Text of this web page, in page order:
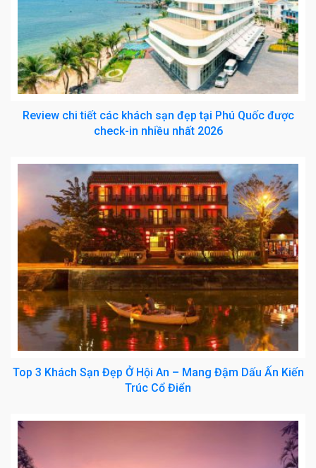
Review chi tiết các khách sạn đẹp tại Phú Quốc được
check-in nhiều nhất 2026
Top 3 Khách Sạn Đẹp Ở Hội An – Mang Đậm Dấu Ấn Kiến
Trúc Cổ Điển